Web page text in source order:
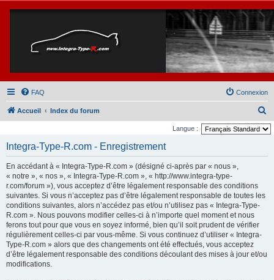
FAQ Connexion
Accueil Index du forum
e
Langue :
Integra-Type-R.com - Enregistrement
En accédant à « Integra-Type-R.com » (désigné ci-après par « nous »,
« notre », « nos », « Integra-Type-R.com », « http://www.integra-type-
r.com/forum »), vous acceptez d’être légalement responsable des conditions
suivantes. Si vous n’acceptez pas d’être légalement responsable de toutes les
conditions suivantes, alors n’accédez pas et/ou n’utilisez pas « Integra-Type-
R.com ». Nous pouvons modifier celles-ci à n’importe quel moment et nous
ferons tout pour que vous en soyez informé, bien qu’il soit prudent de vérifier
régulièrement celles-ci par vous-même. Si vous continuez d’utiliser « Integra-
Type-R.com » alors que des changements ont été effectués, vous acceptez
d’être légalement responsable des conditions découlant des mises à jour et/ou
modifications.